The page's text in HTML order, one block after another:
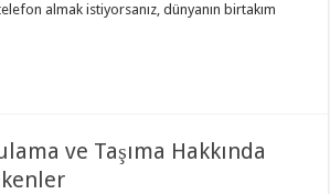
almak istiyorsanız, dünyanın birtakım
ve Taşıma Hakkında